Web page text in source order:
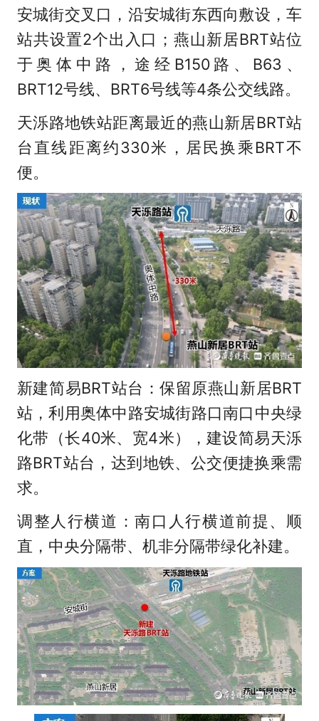
安城街交叉口，沿安城街东西向敷设，车
站共设置2个出入口；燕山新居BRT站位
于奥体中路，途经B150路、B63、
BRT12号线、BRT6号线等4条公交线路。
天泺路地铁站距离最近的燕山新居BRT站
台直线距离约330米，居民换乘BRT不
便。
新建简易BRT站台：保留原燕山新居BRT
站，利用奥体中路安城街路口南口中央绿
化带（长40米、宽4米），建设简易天泺
路BRT站台，达到地铁、公交便捷换乘需
求。
调整人行横道：南口人行横道前提、顺
直，中央分隔带、机非分隔带绿化补建。